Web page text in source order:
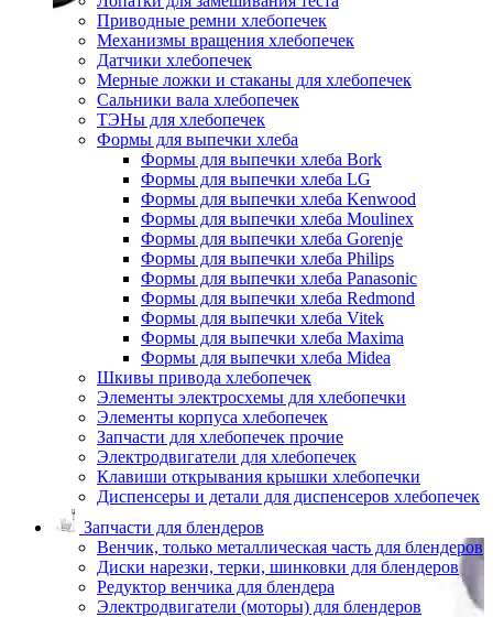
Приводные ремни хлебопечек
Механизмы вращения хлебопечек
Датчики хлебопечек
Мерные ложки и стаканы для хлебопечек
Сальники вала хлебопечек
ТЭНы для хлебопечек
Формы для выпечки хлеба
Формы для выпечки хлеба Bork
Формы для выпечки хлеба LG
Формы для выпечки хлеба Kenwood
Формы для выпечки хлеба Moulinex
Формы для выпечки хлеба Gorenje
Формы для выпечки хлеба Philips
Формы для выпечки хлеба Panasonic
Формы для выпечки хлеба Redmond
Формы для выпечки хлеба Vitek
Формы для выпечки хлеба Maxima
Формы для выпечки хлеба Midea
Шкивы привода хлебопечек
Элементы электросхемы для хлебопечки
Элементы корпуса хлебопечек
Запчасти для хлебопечек прочие
Электродвигатели для хлебопечек
Клавиши открывания крышки хлебопечки
Диспенсеры и детали для диспенсеров хлебопечек
Запчасти для блендеров
Венчик, только металлическая часть для блендеров
Диски нарезки, терки, шинковки для блендеров
Редуктор венчика для блендера
Электродвигатели (моторы) для блендеров